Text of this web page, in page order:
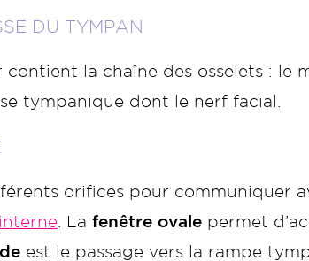
DU TYMPAN
la chaîne des osselets : le
tympanique dont le nerf facial.
orifices pour communiquer
. La fenêtre ovale permet
est le passage vers la rampe